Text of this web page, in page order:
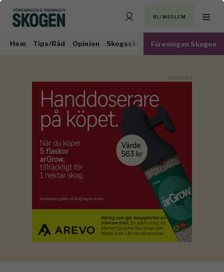
BLI MEDLEM
Hem Tips/Råd Opinion Skogsskötsel Virkesmarknad
Föreningen Skogen